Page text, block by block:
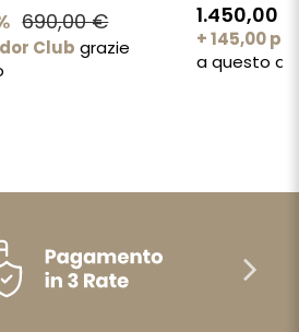
690,00 €
Club grazie
1.450,00 €
+ 145,00
a questo